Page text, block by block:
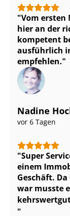
Vom ersten
hier an der
kompetent
ausführlich
empfehlen.
Nadine
vor 6 Tagen
Super
einem
Geschäft.
war musste